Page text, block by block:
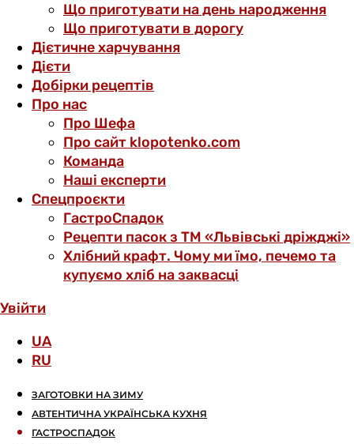
Що приготувати на день народження
Що приготувати в дорогу
Дієтичне харчування
Дієти
Добірки рецептів
Про нас
Про Шефа
Про сайт klopotenko.com
Команда
Наші експерти
Спецпроєкти
ГастроСпадок
Рецепти пасок з ТМ «Львівські дріжджі»
Хлібний крафт. Чому ми їмо, печемо та
купуємо хліб на заквасці
Увійти
UA
RU
ЗАГОТОВКИ НА ЗИМУ
АВТЕНТИЧНА УКРАЇНСЬКА КУХНЯ
ГАСТРОСПАДОК